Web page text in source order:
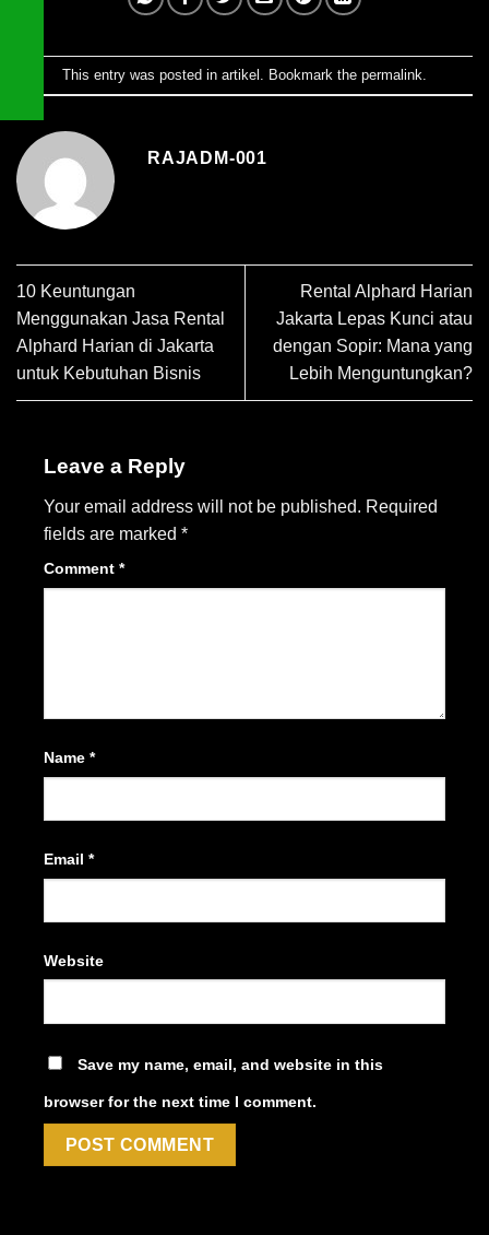
This entry was posted in artikel . Bookmark the permalink
RAJADM-001
10 Keuntungan
Menggunakan Jasa Rental
Alphard Harian di Jakarta
untuk Kebutuhan Bisnis
Rental Alphard Harian
Jakarta Lepas Kunci atau
dengan Sopir: Mana yang
Lebih Menguntungkan?
Leave a Reply
Your email address will not be published. Required
fields are marked *
Comment *
Name *
Email *
Website
Save my name, email, and website in this
browser for the next time I comment.